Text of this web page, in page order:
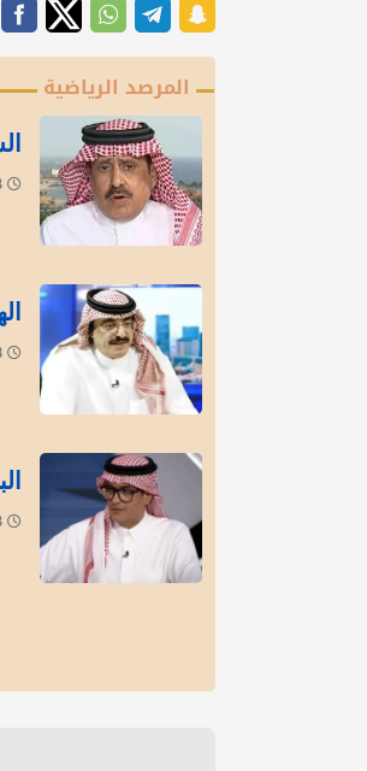
المرصد الرياضية